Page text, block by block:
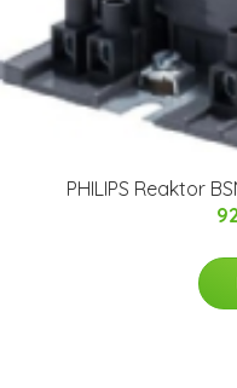
PHILIPS Reaktor